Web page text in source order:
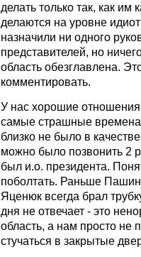
делать только так, как
делаются на уровне
назначили ни одного
представителей, но
область обезглавлена.
комментировать.
У нас хорошие
самые страшные
близко не было в
можно было позвонить 2
был и.о. президента.
поболтать. Раньше
Яценюк всегда брал
дня не отвечает - это
область, а нам просто не
стучаться в закрытые